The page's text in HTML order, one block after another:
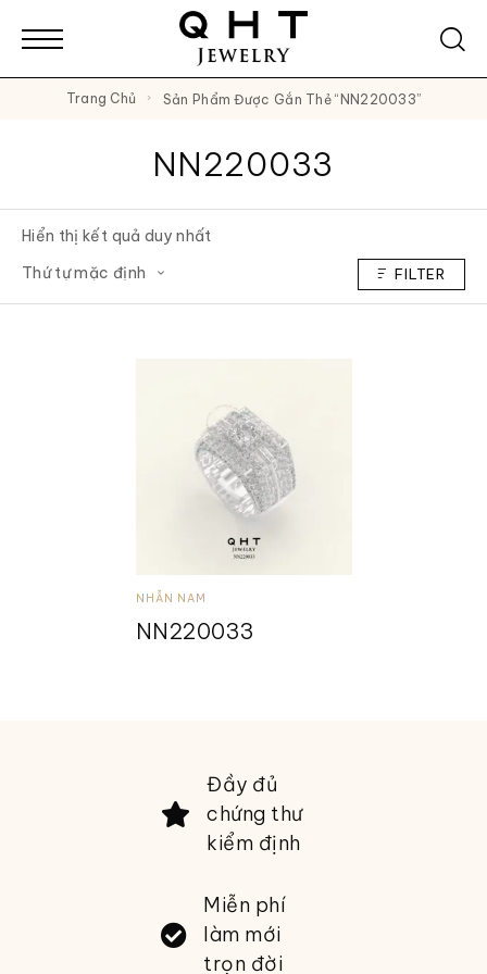
Trang Chủ Sản Phẩm Được Gắn Thẻ “NN220033”
NN220033
Hiển thị kết quả duy nhất
FILTER
NHẪN NAM
NN220033
Đầy đủ
chứng thư
kiểm định
Miễn phí
làm mới
trọn đời